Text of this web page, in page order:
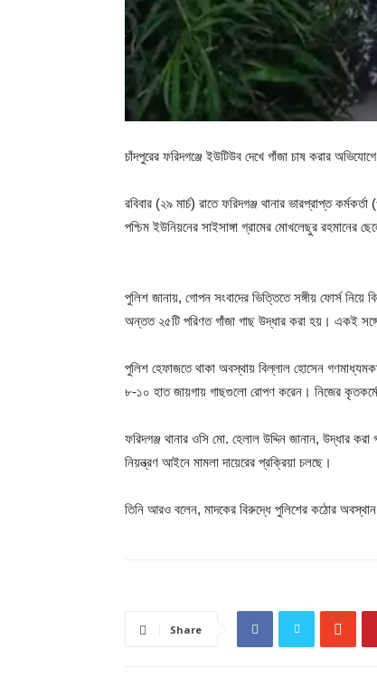
চাঁদপুরের ফরিদগঞ্জে ইউটিউব দেখে গাঁজা চাষ করার
রবিবার (২৯ মার্চ) রাতে ফরিদগঞ্জ থানার ভারপ্রাপ্ত
পশ্চিম ইউনিয়নের সাইসাঙ্গা গ্রামের মোখলেছুর
পুলিশ জানায়, গোপন সংবাদের ভিত্তিতে সঙ্গীয় ফোর্স নিয়ে
অন্তত ২৫টি পরিণত গাঁজা গাছ উদ্ধার করা হয়। একই
পুলিশ হেফাজতে থাকা অবস্থায় বিল্লাল হোসেন
৮-১০ হাত জায়গায় গাছগুলো রোপণ করেন। নিজের
ফরিদগঞ্জ থানার ওসি মো. হেলাল উদ্দিন জানান, উদ্ধার
নিয়ন্ত্রণ আইনে মামলা দায়েরের প্রক্রিয়া চলছে।
তিনি আরও বলেন, মাদকের বিরুদ্ধে পুলিশের কঠোর
Share